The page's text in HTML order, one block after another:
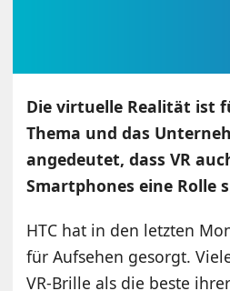
Die virtuelle Realität ist
Thema und das
angedeutet, dass VR
Smartphones eine Rolle
HTC hat in den letzten
für Aufsehen gesorgt.
VR-Brille als die beste